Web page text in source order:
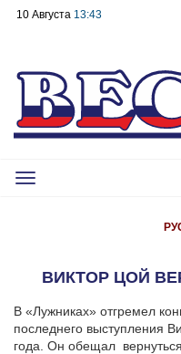
10 Августа 13:43
Toggle
ВИКТОР ЦОЙ
В «Лужниках» отгремел
последнего выступления
года. Он обещал